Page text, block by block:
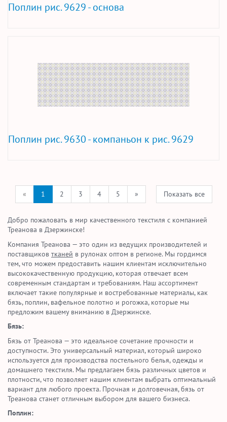
Поплин рис. 9629 - основа
Поплин рис. 9630 - компаньон к рис. 9629
« 1 2 3 4 5 » Показать все
Добро пожаловать в мир качественного текстиля с компанией
Треанова в Дзержинске!
Компания Треанова — это один из ведущих производителей и
поставщиков тканей в рулонах оптом в регионе. Мы гордимся
тем, что можем предоставить нашим клиентам исключительно
высококачественную продукцию, которая отвечает всем
современным стандартам и требованиям. Наш ассортимент
включает такие популярные и востребованные материалы, как
бязь, поплин, вафельное полотно и рогожка, которые мы
предложим вашему вниманию в Дзержинске.
Бязь:
Бязь от Треанова — это идеальное сочетание прочности и
доступности. Это универсальный материал, который широко
используется для производства постельного белья, одежды и
домашнего текстиля. Мы предлагаем бязь различных цветов и
плотности, что позволяет нашим клиентам выбрать оптимальный
вариант для любого проекта. Прочная и долговечная, бязь от
Треанова станет отличным выбором для вашего бизнеса.
Поплин: